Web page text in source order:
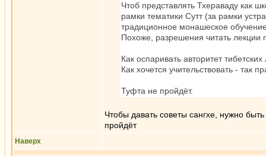
Чтоб представлять Тхераваду как
рамки тематики Сутт (за рамки
традиционное монашеское
Похоже, разрешения читать лекции
Как оспаривать авторитет
Как хочется учительствовать - так
Туфта не пройдёт.
Чтобы давать советы сангхе, нужно
пройдёт
Наверх